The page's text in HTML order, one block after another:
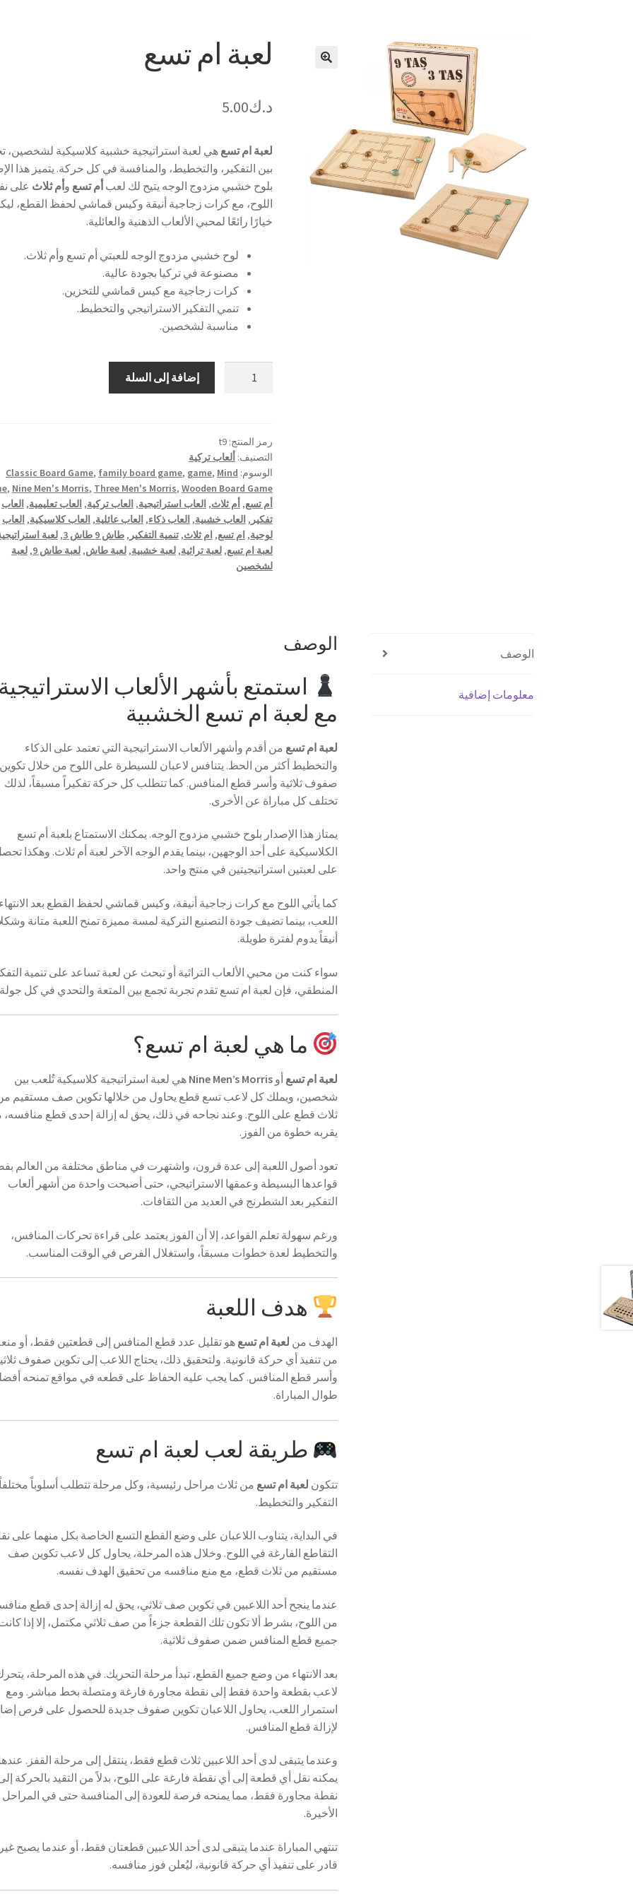
لعبة ام تسع
د.ك5.00
لعبة ام تسع هي لعبة استراتيجية خشبية كلاسيكية لشخصين،
بين التفكير، والتخطيط، والمنافسة في كل حركة. يتميز هذا
بلوح خشبي مزدوج الوجه يتيح لك لعبأم تسع وأم ثلاث على
اللوح، مع كرات زجاجية أنيقة وكيس قماشي لحفظ القطع،
خيارًا رائعًا لمحبي الألعاب الذهنية والعائلية.
لوح خشبي مزدوج الوجه للعبتي أم تسع وأم ثلاث.
مصنوعة في تركيا بجودة عالية.
كرات زجاجية مع كيس قماشي للتخزين.
تنمي التفكير الاستراتيجي والتخطيط.
مناسبة لشخصين.
إضافة إلى السلة
رمز المنتج:t9
التصنيف: ألعاب تركية
الوسوم:
Classic Board Game, family board game, game, Mind
, Nine Men's Morris, Three Men's Morris, Wooden Board Game
أم تسع, أم ثلاث, العاب استراتيجية, العاب تركية, العاب تعليمية, العاب
تفكير , العاب خشبية, العاب ذكاء, العاب عائلية, العاب كلاسيكية, العاب
لوحية, ام تسع, ام ثلاث,تنمية التفكير ,طاش 9 طاش 3 ,لعبة
لعبة ام تسع,لعبة تراثية,لعبة خشبية,لعبة طاش,لعبة طاش 9 ,لعبة
لشخصين
الوصف
معلومات إضافية
الوصف
استمتع بأشهر الألعاب الاستراتيجية
مع لعبة ام تسع الخشبية
لعبة ام تسع من أقدم وأشهر الألعاب الاستراتيجية التي تعتمد على الذكاء
والتخطيط أكثر من الحظ. يتنافس لاعبان للسيطرة على اللوح من خلال تكوين
صفوف ثلاثية وأسر قطع المنافس. كما تتطلب كل حركة تفكيراً مسبقاً، لذلك
تختلف كل مباراة عن الأخرى.
يمتاز هذا الإصدار بلوح خشبي مزدوج الوجه. يمكنك الاستمتاع بلعبة أم تسع
الكلاسيكية على أحد الوجهين، بينما يقدم الوجه الآخر لعبة أم ثلاث. وهكذا
على لعبتين استراتيجيتين في منتج واحد.
كما يأتي اللوح مع كرات زجاجية أنيقة، وكيس قماشي لحفظ القطع بعد
اللعب، بينما تضيف جودة التصنيع التركية لمسة مميزة تمنح اللعبة متانة
أنيقاً يدوم لفترة طويلة.
سواء كنت من محبي الألعاب التراثية أو تبحث عن لعبة تساعد على تنمية
المنطقي، فإن لعبة ام تسع تقدم تجربة تجمع بين المتعة والتحدي في كل
ما هي لعبة ام تسع؟
لعبة ام تسع أو Nine Men’s Morris هي لعبة استراتيجية كلاسيكية تُلعب بين
شخصين، ويملك كل لاعب تسع قطع يحاول من خلالها تكوين صف مستقيم
ثلاث قطع على اللوح. وعند نجاحه في ذلك، يحق له إزالة إحدى قطع منافسه،
يقربه خطوة من الفوز.
تعود أصول اللعبة إلى عدة قرون، واشتهرت في مناطق مختلفة من العالم
قواعدها البسيطة وعمقها الاستراتيجي، حتى أصبحت واحدة من أشهر ألعاب
التفكير بعد الشطرنج في العديد من الثقافات.
ورغم سهولة تعلم القواعد، إلا أن الفوز يعتمد على قراءة تحركات المنافس،
والتخطيط لعدة خطوات مسبقاً، واستغلال الفرص في الوقت المناسب.
هدف اللعبة
الهدف من لعبة ام تسع هو تقليل عدد قطع المنافس إلى قطعتين فقط، أو
من تنفيذ أي حركة قانونية. ولتحقيق ذلك، يحتاج اللاعب إلى تكوين صفوف
وأسر قطع المنافس. كما يجب عليه الحفاظ على قطعه في مواقع تمنحه
طوال المباراة.
طريقة لعب لعبة ام تسع
تتكون لعبة ام تسع من ثلاث مراحل رئيسية، وكل مرحلة تتطلب أسلوباً
التفكير والتخطيط.
في البداية، يتناوب اللاعبان على وضع القطع التسع الخاصة بكل منهما على
التقاطع الفارغة في اللوح. وخلال هذه المرحلة، يحاول كل لاعب تكوين صف
مستقيم من ثلاث قطع، مع منع منافسه من تحقيق الهدف نفسه.
عندما ينجح أحد اللاعبين في تكوين صف ثلاثي، يحق له إزالة إحدى قطع
من اللوح، بشرط ألا تكون تلك القطعة جزءاً من صف ثلاثي مكتمل، إلا إذا
جميع قطع المنافس ضمن صفوف ثلاثية.
بعد الانتهاء من وضع جميع القطع، تبدأ مرحلة التحريك. في هذه المرحلة،
لاعب بقطعة واحدة فقط إلى نقطة مجاورة فارغة ومتصلة بخط مباشر. ومع
استمرار اللعب، يحاول اللاعبان تكوين صفوف جديدة للحصول على فرص
لإزالة قطع المنافس.
وعندما يتبقى لدى أحد اللاعبين ثلاث قطع فقط، ينتقل إلى مرحلة القفز.
يمكنه نقل أي قطعة إلى أي نقطة فارغة على اللوح، بدلاً من التقيد بالحركة
نقطة مجاورة فقط، مما يمنحه فرصة للعودة إلى المنافسة حتى في المراحل
الأخيرة.
تنتهي المباراة عندما يتبقى لدى أحد اللاعبين قطعتان فقط، أو عندما يصبح غير
قادر على تنفيذ أي حركة قانونية، ليُعلن فوز منافسه.